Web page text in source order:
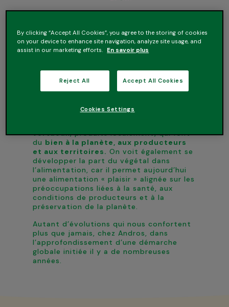
peut à la conjoncture.
Mais l’attachement toujours plus fort à
des produits à la fois bons et sains
encore par la crise Covid. Cette période
a été l’occasion d’une prise de
conscience globale et d’une aspiration à
Les Français sont donc toujours plus
vertueux, produits localement, qui font
du bien à la planète, aux producteurs
et aux territoires. On voit également se
développer la part du végétal dans
l’alimentation, car il permet aujourd’hui
une alimentation « plaisir » alignée sur les
préoccupations liées à la santé, aux
conditions de producteurs et à la
préservation de la planète.
Autant d’évolutions qui nous confortent
plus que jamais, chez Andros, dans
l’approfondissement d’une démarche
globale initiée il y a de nombreuses
années.
By clicking “Accept All Cookies”, you agree to the storing of cookies
on your device to enhance site navigation, analyze site usage, and
assist in our marketing efforts. En savoir plus
Reject All Accept All Cookies
Cookies Settings